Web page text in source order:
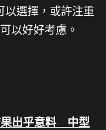
選擇，或許注重
以好好考慮。
果出乎意料 中型